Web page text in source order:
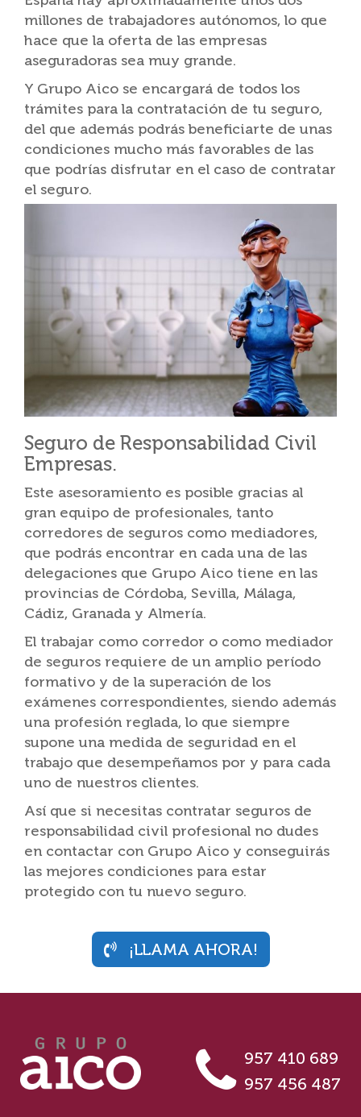
millones de trabajadores autónomos, lo que
hace que la oferta de las empresas
aseguradoras sea muy grande.
Y Grupo Aico se encargará de todos los
trámites para la contratación de tu seguro,
del que además podrás beneficiarte de unas
condiciones mucho más favorables de las
que podrías disfrutar en el caso de contratar
el seguro.
Seguro de Responsabilidad Civil
Empresas.
Este asesoramiento es posible gracias al
gran equipo de profesionales, tanto
corredores de seguros como mediadores,
que podrás encontrar en cada una de las
delegaciones que Grupo Aico tiene en las
provincias de Córdoba, Sevilla, Málaga,
Cádiz, Granada y Almería.
El trabajar como corredor o como mediador
de seguros requiere de un amplio período
formativo y de la superación de los
exámenes correspondientes, siendo además
una profesión reglada, lo que siempre
supone una medida de seguridad en el
trabajo que desempeñamos por y para cada
uno de nuestros clientes.
Así que si necesitas contratar seguros de
responsabilidad civil profesional no dudes
en contactar con Grupo Aico y conseguirás
las mejores condiciones para estar
protegido con tu nuevo seguro.
¡LLAMA AHORA!
957 410 689
957 456 487